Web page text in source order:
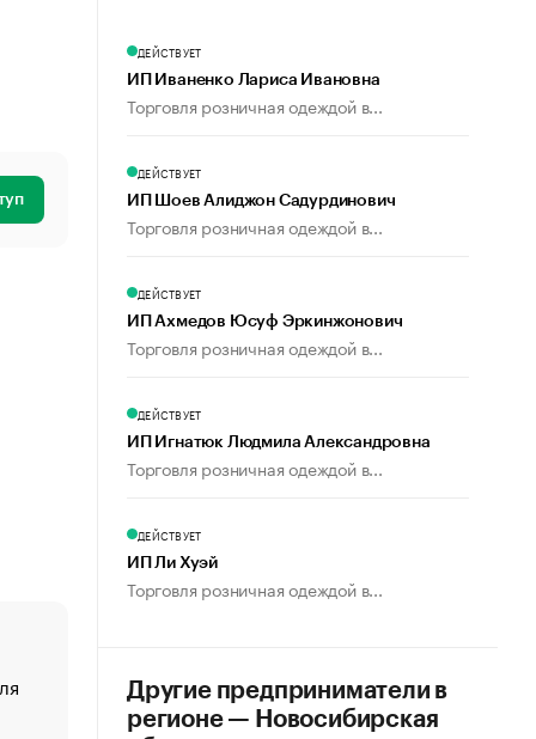
«От спорта тело стареет иначе». Как живет глава
создавшей GTA
ДЕЙСТВУЕТ
ИП Иваненко Лариса Ивановна
Торговля розничная одеждой в...
ДЕЙСТВУЕТ
ИП Шоев Алиджон Садурдинович
Торговля розничная одеждой в...
ДЕЙСТВУЕТ
ИП Ахмедов Юсуф Эркинжонович
Торговля розничная одеждой в...
ДЕЙСТВУЕТ
ИП Игнатюк Людмила Александровна
Торговля розничная одеждой в...
ДЕЙСТВУЕТ
ИП Ли Хуэй
Торговля розничная одеждой в...
Другие предприниматели в
регионе — Новосибирская